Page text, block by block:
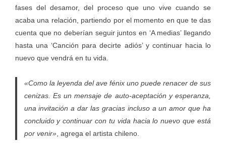
fases del desamor, del proceso que uno vive cuando se
acaba una relación, partiendo por el momento en que te das
cuenta que no deberían seguir juntos en ‘A medias’ llegando
hasta una ‘Canción para decirte adiós’ y continuar hacia lo
nuevo que vendrá en tu vida.
«Como la leyenda del ave fénix uno puede renacer de sus
cenizas. Es un mensaje de auto-aceptación y esperanza,
una invitación a dar las gracias incluso a un amor que ha
concluido y continuar con tu vida hacia lo nuevo que está
por venir», agrega el artista chileno.